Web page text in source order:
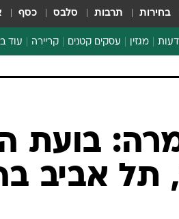
בחירות תרבות סלבס כסף
דעות מגזין עסקים קטנים קריירה עוד
בועת
תל אביב